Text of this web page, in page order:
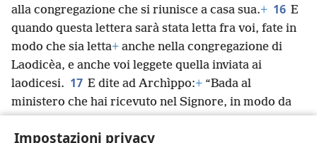
Impostazioni privacy
alla congregazione che si riunisce a casa sua.+ 16 E
quando questa lettera sarà stata letta fra voi, fate in
modo che sia letta+ anche nella congregazione di
Laodicèa, e anche voi leggete quella inviata ai
laodicesi. 17 E dite ad Archìppo:+ “Bada al
ministero che hai ricevuto nel Signore, in modo da
18 Questo è il saluto scritto di mio pugno, da me,